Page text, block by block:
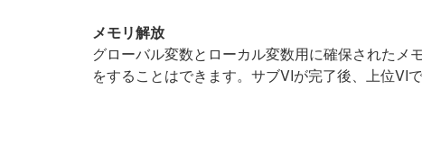
メモリ解放
グローバル変数とローカル変数用に確保された
をすることはできます。サブVIが完了後、上位VI